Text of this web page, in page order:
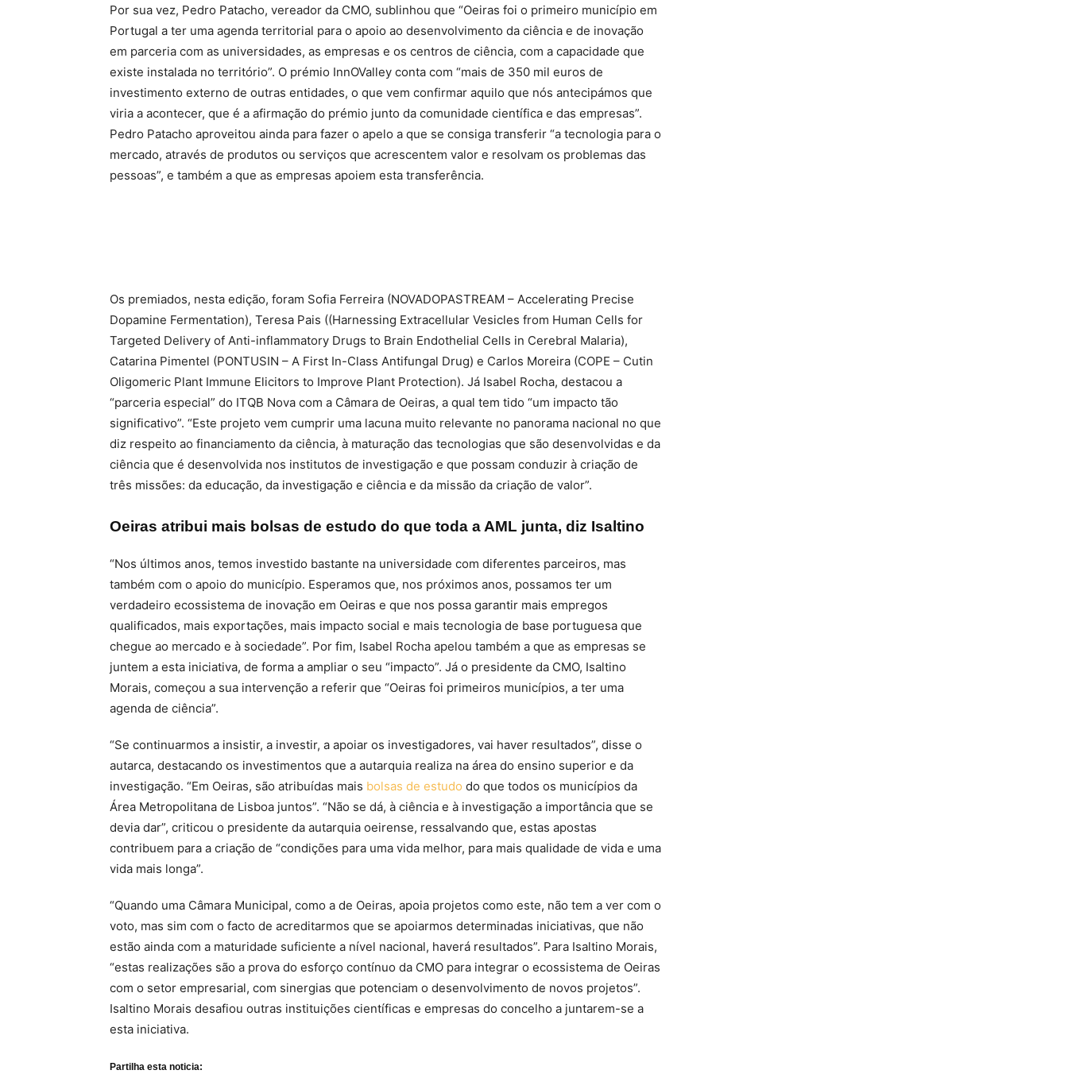
Por sua vez, Pedro Patacho, vereador da CMO, sublinhou que “Oeiras foi o primeiro município em
Portugal a ter uma agenda territorial para o apoio ao desenvolvimento da ciência e de inovação
em parceria com as universidades, as empresas e os centros de ciência, com a capacidade que
existe instalada no território”. O prémio InnOValley conta com “mais de 350 mil euros de
investimento externo de outras entidades, o que vem confirmar aquilo que nós antecipámos que
viria a acontecer, que é a afirmação do prémio junto da comunidade científica e das empresas”.
Pedro Patacho aproveitou ainda para fazer o apelo a que se consiga transferir “a tecnologia para o
mercado, através de produtos ou serviços que acrescentem valor e resolvam os problemas das
pessoas”, e também a que as empresas apoiem esta transferência.
Os premiados, nesta edição, foram Sofia Ferreira (NOVADOPASTREAM – Accelerating Precise
Dopamine Fermentation), Teresa Pais ((Harnessing Extracellular Vesicles from Human Cells for
Targeted Delivery of Anti-inflammatory Drugs to Brain Endothelial Cells in Cerebral Malaria),
Catarina Pimentel (PONTUSIN – A First In-Class Antifungal Drug) e Carlos Moreira (COPE – Cutin
Oligomeric Plant Immune Elicitors to Improve Plant Protection). Já Isabel Rocha, destacou a
“parceria especial” do ITQB Nova com a Câmara de Oeiras, a qual tem tido “um impacto tão
significativo”. “Este projeto vem cumprir uma lacuna muito relevante no panorama nacional no que
diz respeito ao financiamento da ciência, à maturação das tecnologias que são desenvolvidas e da
ciência que é desenvolvida nos institutos de investigação e que possam conduzir à criação de
três missões: da educação, da investigação e ciência e da missão da criação de valor”.
Oeiras atribui mais bolsas de estudo do que toda a AML junta, diz Isaltino
“Nos últimos anos, temos investido bastante na universidade com diferentes parceiros, mas
também com o apoio do município. Esperamos que, nos próximos anos, possamos ter um
verdadeiro ecossistema de inovação em Oeiras e que nos possa garantir mais empregos
qualificados, mais exportações, mais impacto social e mais tecnologia de base portuguesa que
chegue ao mercado e à sociedade”. Por fim, Isabel Rocha apelou também a que as empresas se
juntem a esta iniciativa, de forma a ampliar o seu “impacto”. Já o presidente da CMO, Isaltino
Morais, começou a sua intervenção a referir que “Oeiras foi primeiros municípios, a ter uma
agenda de ciência”.
“Se continuarmos a insistir, a investir, a apoiar os investigadores, vai haver resultados”, disse o
autarca, destacando os investimentos que a autarquia realiza na área do ensino superior e da
investigação. “Em Oeiras, são atribuídas mais bolsas de estudo do que todos os municípios da
Área Metropolitana de Lisboa juntos”. “Não se dá, à ciência e à investigação a importância que se
devia dar”, criticou o presidente da autarquia oeirense, ressalvando que, estas apostas
contribuem para a criação de “condições para uma vida melhor, para mais qualidade de vida e uma
vida mais longa”.
“Quando uma Câmara Municipal, como a de Oeiras, apoia projetos como este, não tem a ver com o
voto, mas sim com o facto de acreditarmos que se apoiarmos determinadas iniciativas, que não
estão ainda com a maturidade suficiente a nível nacional, haverá resultados”. Para Isaltino Morais,
“estas realizações são a prova do esforço contínuo da CMO para integrar o ecossistema de Oeiras
com o setor empresarial, com sinergias que potenciam o desenvolvimento de novos projetos”.
Isaltino Morais desafiou outras instituições científicas e empresas do concelho a juntarem-se a
esta iniciativa.
Partilha esta noticia: